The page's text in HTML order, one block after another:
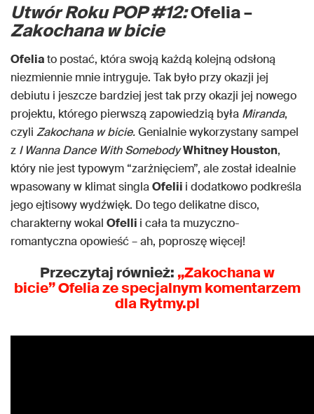
Utwór Roku POP #12:Ofelia –
Zakochana w bicie
Ofeliato postać, która swoją każdą kolejną odsłoną
niezmiennie mnie intryguje. Tak było przy okazji jej
debiutu i jeszcze bardziej jest tak przy okazji jej nowego
projektu, którego pierwszą zapowiedzią była Miranda,
czyli Zakochana w bicie.Genialnie wykorzystany sampel
z I Wanna Dance With SomebodyWhitney Houston,
który nie jest typowym “zarżnięciem”, ale został idealnie
wpasowany w klimat singlaOfelii i dodatkowo podkreśla
jego ejtisowy wydźwięk. Do tego delikatne disco,
charakterny wokal Ofelli i cała ta muzyczno-
romantyczna opowieść – ah, poproszę więcej!
Przeczytaj również: „Zakochana w
bicie” Ofelia ze specjalnym komentarzem
dla Rytmy.pl